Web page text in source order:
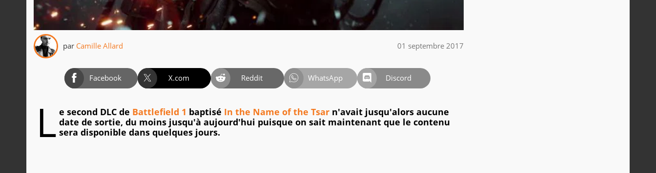
par Camille Allard 01 septembre 2017
Facebook X.com Reddit WhatsApp Discord
L e second DLC de Battlefield 1 baptisé In the Name of the Tsar n'avait jusqu'alors aucune
date de sortie, du moins jusqu'à aujourd'hui puisque on sait maintenant que le contenu
sera disponible dans quelques jours.